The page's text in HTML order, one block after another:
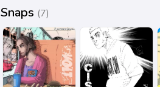
Snaps (7)